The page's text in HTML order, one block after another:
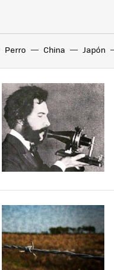
Perro China Japón